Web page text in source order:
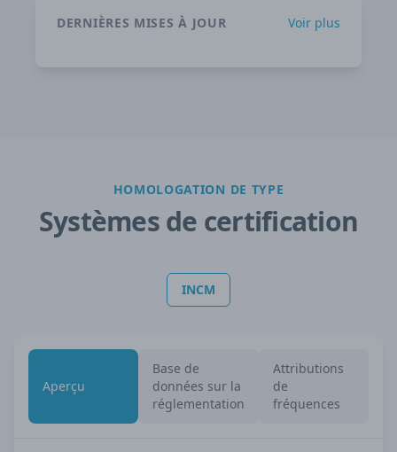
DERNIÈRES MISES À JOUR Voir plus
HOMOLOGATION DE TYPE
Systèmes de certification
INCM
Aperçu
Base de
données sur la
réglementation
Attributions
de
fréquences